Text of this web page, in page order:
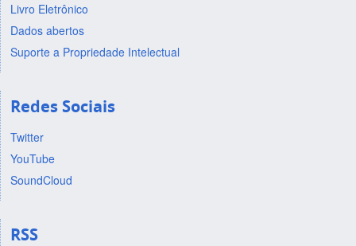
Livro Eletrônico
Dados abertos
Suporte a Propriedade Intelectual
Redes Sociais
Twitter
YouTube
SoundCloud
RSS